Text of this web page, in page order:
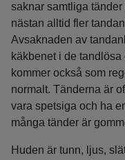
saknar samtliga
nästan alltid fler
Avsaknaden av
käkbenet i de
kommer också som
normalt. Tänderna är
vara spetsiga och ha
många tänder är
Huden är tunn, ljus,